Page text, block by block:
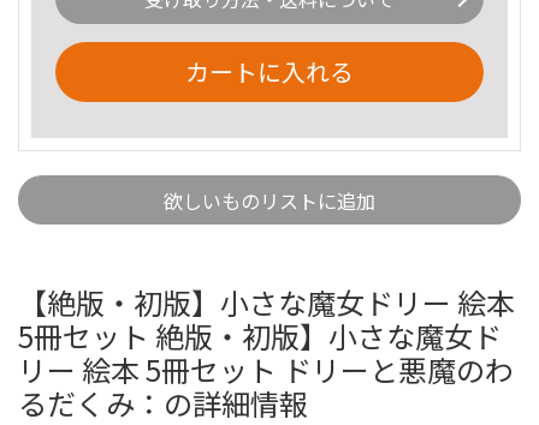
カートに入れる
欲しいものリストに追加
【絶版・初版】小さな魔女ドリー 絵本
5冊セット 絶版・初版】小さな魔女ド
リー 絵本 5冊セット ドリーと悪魔のわ
るだくみ：の詳細情報